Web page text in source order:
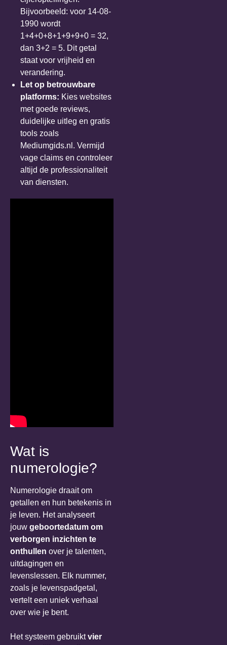
Bijvoorbeeld: voor 14-08-
1990 wordt
1+4+0+8+1+9+9+0 = 32,
dan 3+2 = 5. Dit getal
staat voor vrijheid en
verandering.
Let op betrouwbare
platforms: Kies websites
met goede reviews,
duidelijke uitleg en gratis
tools zoals
Mediumgids.nl. Vermijd
vage claims en controleer
altijd de professionaliteit
van diensten.
Wat is
numerologie?
Numerologie draait om
getallen en hun betekenis in
je leven. Het analyseert
jouw geboortedatum om
verborgen inzichten te
onthullen over je talenten,
uitdagingen en
levenslessen. Elk nummer,
zoals je levenspadgetal,
vertelt een uniek verhaal
over wie je bent.
Het systeem gebruiktvier